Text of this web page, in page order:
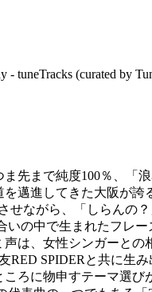
- tuneTracks (curated by
先まで純度100％、「
を邁進してきた大阪が
せながら、「しらんの
いの中で生まれたフレ
声は、女性シンガーと
SPIDERと共に生み
ろに物申すテーマ選